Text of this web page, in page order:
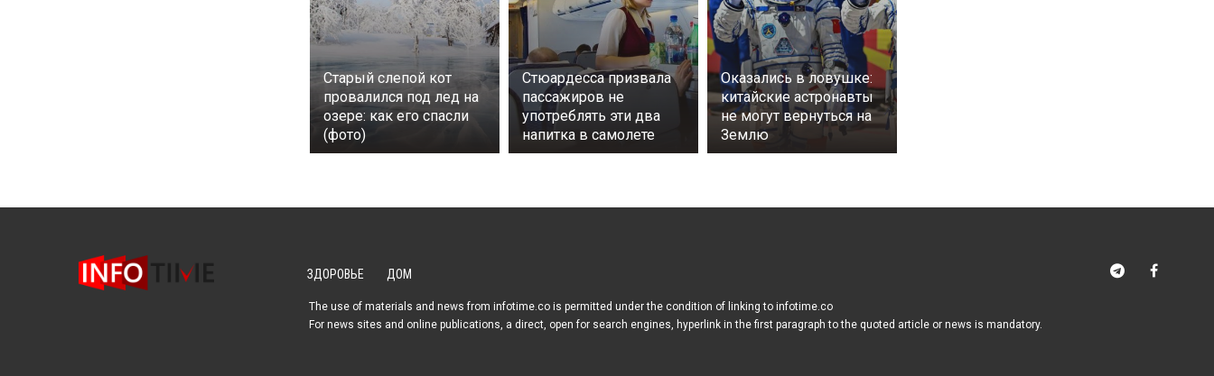
Старый слепой кот
провалился под лед на
озере: как его спасли
(фото)
Стюардесса призвала
пассажиров не
употреблять эти два
напитка в самолете
Оказались в ловушке:
китайские астронавты
не могут вернуться на
Землю
ЗДОРОВЬЕ ДОМ
The use of materials and news from infotime.co is permitted under the condition of linking to infotime.co
For news sites and online publications, a direct, open for search engines, hyperlink in the first paragraph to the quoted article or news is mandatory.